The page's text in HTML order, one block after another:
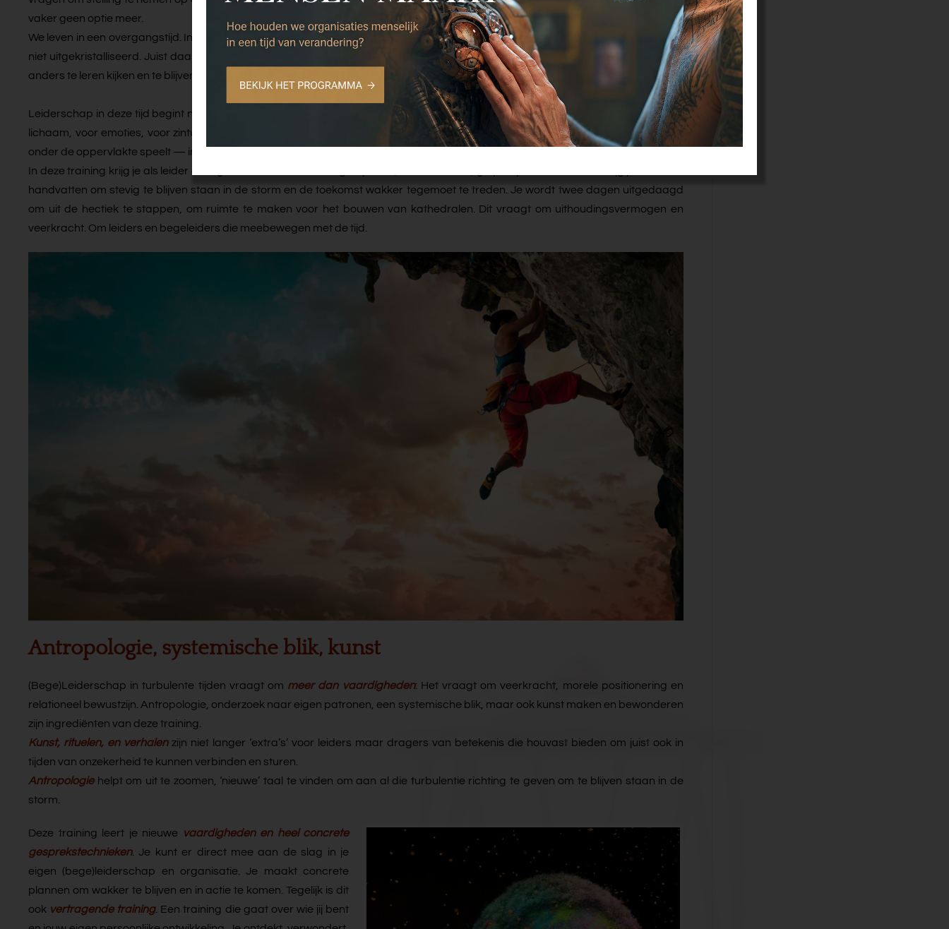
vaker geen optie meer.
We leven in een overgangstijd. In antropologische termen: in liminaliteit. Het oude werkt niet meer zoals het deed, het nieuwe is nog
niet uitgekristalliseerd. Juist daar — in het tussengebied — ontstaat ruimte voor innovatie. Niet door harder te sturen, maar door
anders te leren kijken en te blijven staan als het stormt.
Leiderschap in deze tijd begint niet bij antwoorden, maar bij waarnemen. Jezelf herkennen als instrument. Om aandacht voor het
lichaam, voor emoties, voor zintuigen. Om de kracht van verbeelding. En om een antropologische blik die helpt begrijpen wat er
onder de oppervlakte speelt — in teams, organisaties en de samenleving.
In deze training krijg je als leider of begeleider van verandering inspiratie, nieuwe kennis, ga je experimenteren en krijg je concrete
handvatten om stevig te blijven staan in de storm en de toekomst wakker tegemoet te treden. Je wordt twee dagen uitgedaagd
om uit de hectiek te stappen, om ruimte te maken voor het bouwen van kathedralen. Dit vraagt om uithoudingsvermogen en
veerkracht. Om leiders en begeleiders die meebewegen met de tijd.
Antropologie, systemische blik, kunst
(Bege)Leiderschap in turbulente tijden vraagt om meer dan vaardigheden: Het vraagt om veerkracht, morele positionering en
relationeel bewustzijn. Antropologie, onderzoek naar eigen patronen, een systemische blik, maar ook kunst maken en bewonderen
zijn ingrediënten van deze training.
Kunst, rituelen, en verhalenzijn niet langer ‘extra’s’ voor leiders maar dragers van betekenis die houvast bieden om juist ook in
tijden van onzekerheid te kunnen verbinden en sturen.
Antropologiehelpt om uit te zoomen, ‘nieuwe’ taal te vinden om aan al die turbulentie richting te geven om te blijven staan in de
storm.
Deze training leert je nieuwe vaardigheden en heel concrete
gesprekstechnieken. Je kunt er direct mee aan de slag in je
eigen (bege)leiderschap en organisatie. Je maakt concrete
plannen om wakker te blijven en in actie te komen. Tegelijk is dit
ook vertragende training. Een training die gaat over wie jij bent